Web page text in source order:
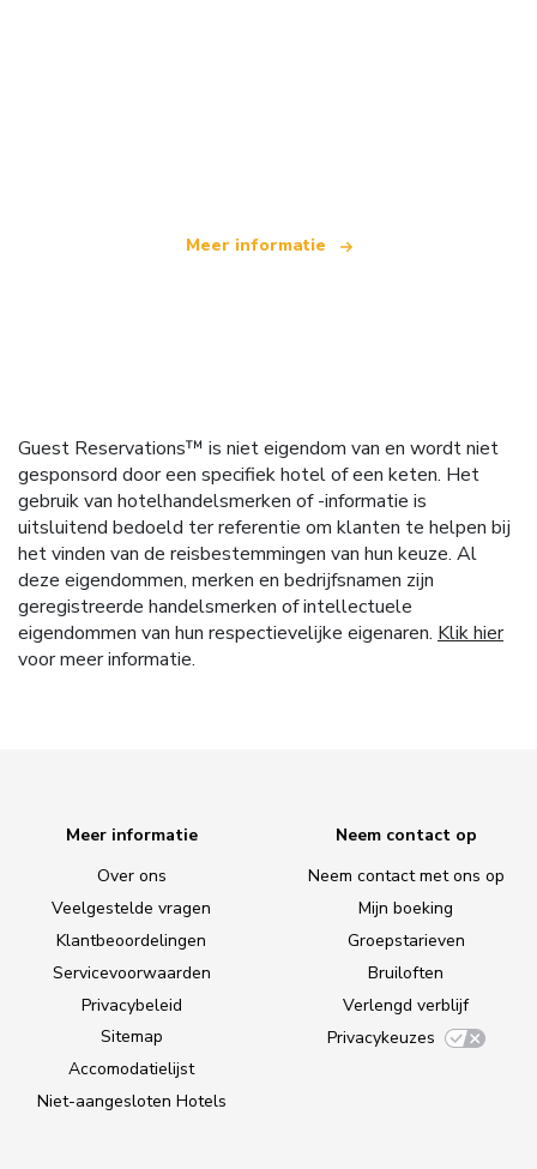
Meer informatie
Guest Reservations™ is niet eigendom van en wordt niet
gesponsord door een specifiek hotel of een keten. Het
gebruik van hotelhandelsmerken of -informatie is
uitsluitend bedoeld ter referentie om klanten te helpen bij
het vinden van de reisbestemmingen van hun keuze. Al
deze eigendommen, merken en bedrijfsnamen zijn
geregistreerde handelsmerken of intellectuele
eigendommen van hun respectievelijke eigenaren. Klik hier
voor meer informatie.
Meer informatie
Over ons
Veelgestelde vragen
Klantbeoordelingen
Servicevoorwaarden
Privacybeleid
Sitemap
Accomodatielijst
Niet-aangesloten Hotels
Neem contact op
Neem contact met ons op
Mijn boeking
Groepstarieven
Bruiloften
Verlengd verblijf
Privacykeuzes